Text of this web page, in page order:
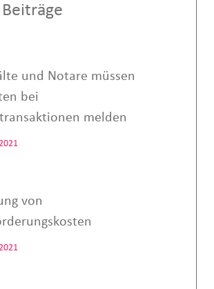
und Notare müssen
bei
melden
von